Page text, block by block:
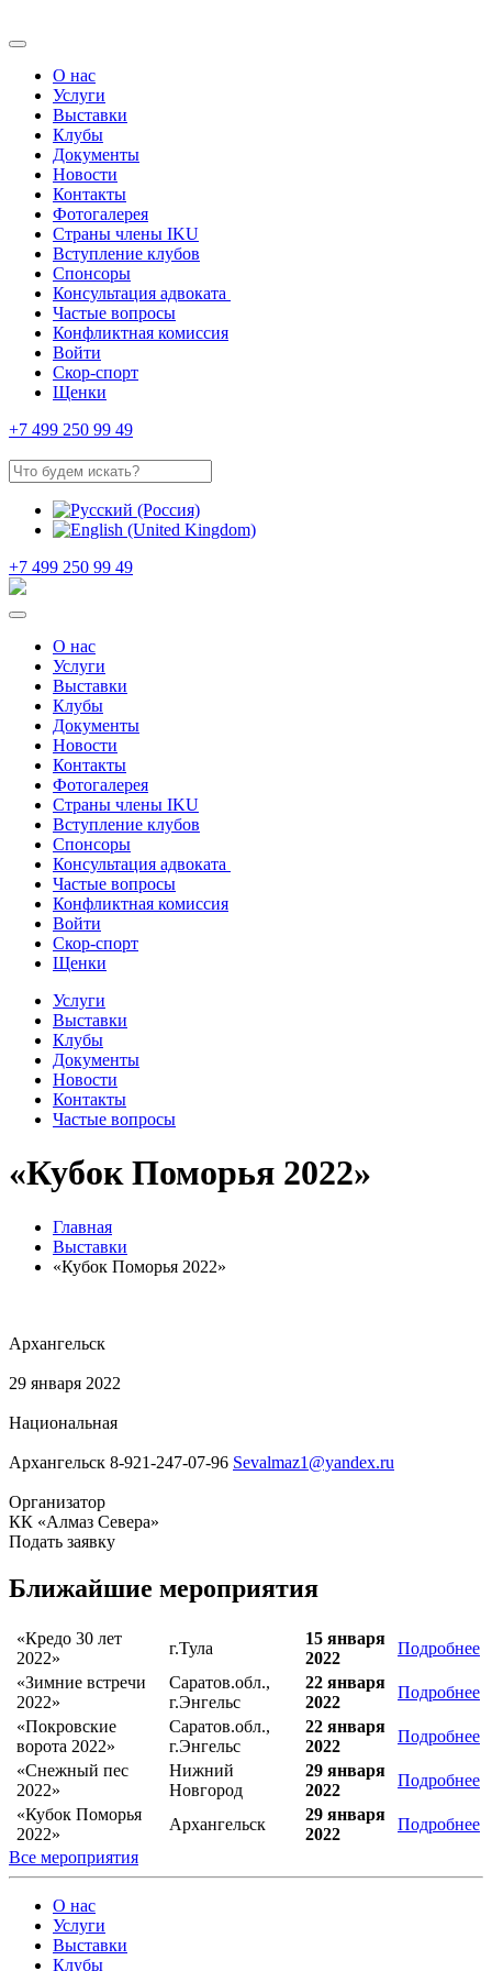
О нас
Услуги
Выставки
Клубы
Документы
Новости
Контакты
Фотогалерея
Страны члены IKU
Вступление клубов​
Спонсоры
Консультация адвоката ​
Частые вопросы
Конфликтная комиссия
Войти
Скор-спорт
Щенки
+7 499 250 99 49
+7 499 250 99 49
О нас
Услуги
Выставки
Клубы
Документы
Новости
Контакты
Фотогалерея
Страны члены IKU
Вступление клубов​
Спонсоры
Консультация адвоката ​
Частые вопросы
Конфликтная комиссия
Войти
Скор-спорт
Щенки
Услуги
Выставки
Клубы
Документы
Новости
Контакты
Частые вопросы
«Кубок Поморья 2022»
Главная
Выставки
«Кубок Поморья 2022»
Архангельск
29 января 2022
Национальная
Архангельск 8-921-247-07-96 Sevalmaz1@yandex.ru
Организатор
КК «Алмаз Севера»
Подать заявку
Ближайшие мероприятия
«Кредо 30 лет
2022»
г.Тула
15 января
2022
Подробнее
«Зимние встречи
2022»
Саратов.обл.,
г.Энгельс
22 января
2022
Подробнее
«Покровские
ворота 2022»
Саратов.обл.,
г.Энгельс
22 января
2022
Подробнее
«Снежный пес
2022»
Нижний
Новгород
29 января
2022
Подробнее
«Кубок Поморья
2022»
Архангельск
29 января
2022
Подробнее
Все мероприятия
О нас
Услуги
Выставки
Клубы